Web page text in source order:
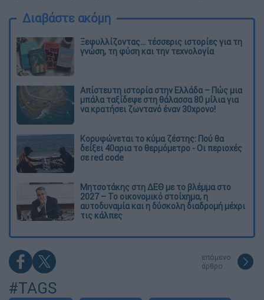
Διαβάστε ακόμη
Ξεφυλλίζοντας... τέσσερις ιστορίες για τη
γνώση, τη φύση και την τεχνολογία
Απίστευτη ιστορία στην Ελλάδα – Πώς μια
μπάλα ταξίδεψε στη θάλασσα 80 μίλια για
να κρατήσει ζωντανό έναν 30χρονο!
Κορυφώνεται το κύμα ζέστης: Πού θα
δείξει 40αρια το θερμόμετρο - Οι περιοχές
σε red code
Μητσοτάκης στη ΔΕΘ με το βλέμμα στο
2027 – Το οικονομικό στοίχημα, η
αυτοδυναμία και η δύσκολη διαδρομή μέχρι
τις κάλπες
επόμενο
άρθρο
#TAGS